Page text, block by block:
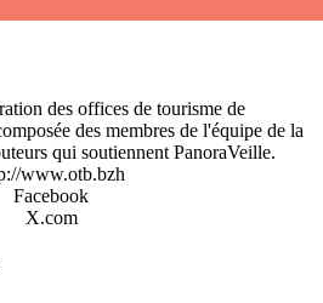
des offices de tourisme de
des membres de l'équipe de la
qui soutiennent PanoraVeille.
www.otb.bzh
Facebook
X.com